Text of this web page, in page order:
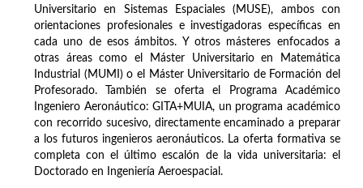
Universitario en Sistemas Espaciales (MUSE), ambos con
orientaciones profesionales e investigadoras específicas en
cada uno de esos ámbitos. Y otros másteres enfocados a
otras áreas como el Máster Universitario en Matemática
Industrial (MUMI) o el Máster Universitario de Formación del
Profesorado. También se oferta el Programa Académico
Ingeniero Aeronáutico: GITA+MUIA, un programa académico
con recorrido sucesivo, directamente encaminado a preparar
a los futuros ingenieros aeronáuticos. La oferta formativa se
completa con el último escalón de la vida universitaria: el
Doctorado en Ingeniería Aeroespacial.